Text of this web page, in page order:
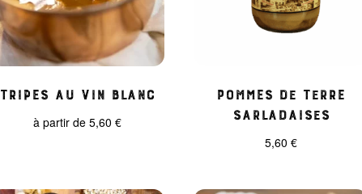
Tripes au Vin Blanc
à partir de5,60€
Pommes de terre
Sarladaises
5,60 €